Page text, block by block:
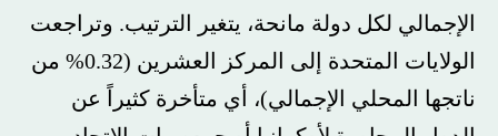
الإجمالي لكل دولة مانحة، يتغير الترتيب. وتراجعت
الولايات المتحدة إلى المركز العشرين (0.32% من
ناتجها المحلي الإجمالي)، أي متأخرة كثيراً عن